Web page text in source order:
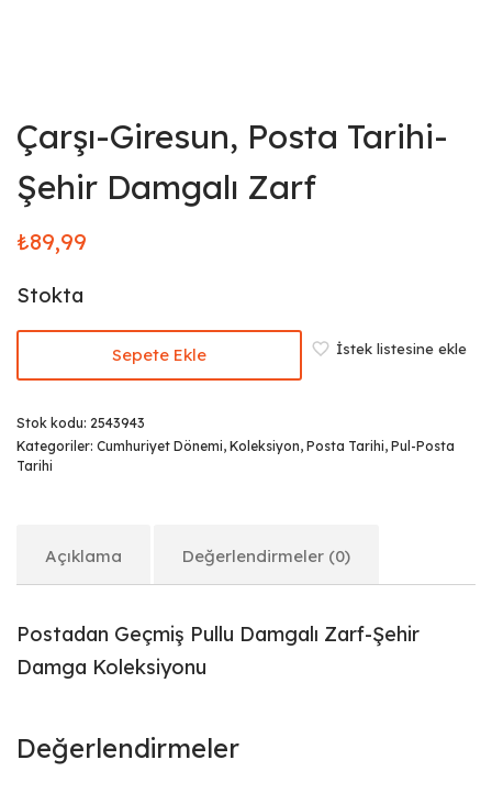
Çarşı-Giresun, Posta Tarihi-
Şehir Damgalı Zarf
₺89,99
Stokta
Sepete Ekle İstek listesine ekle
Stok kodu: 2543943
Kategoriler: Cumhuriyet Dönemi, Koleksiyon, Posta Tarihi, Pul-Posta
Tarihi
Açıklama Değerlendirmeler (0)
Postadan Geçmiş Pullu Damgalı Zarf-Şehir
Damga Koleksiyonu
Değerlendirmeler